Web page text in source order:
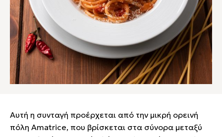
Αυτή η συνταγή προέρχεται από την μικρή ορεινή
πόλη Amatrice, που βρίσκεται στα σύνορα μεταξύ